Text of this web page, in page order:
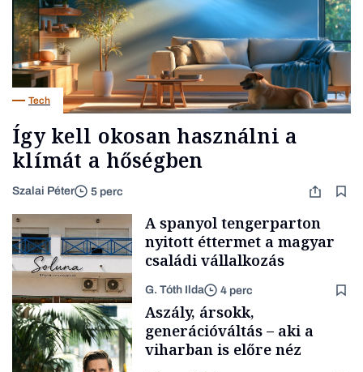
Tech
Így kell okosan használni a
klímát a hőségben
Szalai Péter 5 perc
A spanyol tengerparton
nyitott éttermet a magyar
családi vállalkozás
G. Tóth Ilda 4 perc
Aszály, ársokk,
generációváltás – aki a
viharban is előre néz